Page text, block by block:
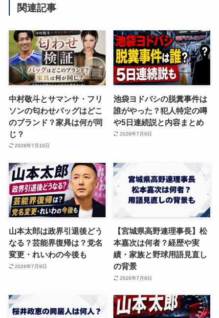
関連記事
中村敬斗とサマンサ・フリ
ソンの匂わせバッグはどこ
のブランド？家具は何が同
じ？
2026年7月10日
池袋ヨドバシの脱糞事件は
誰がやった？犯人特定の噂
や5日連続説と内容まとめ
2026年7月9日
山本太郎は政界引退後どう
なる？芸能界復帰は？党名
変更・れいわの今後も
2026年7月9日
【宮城県高野連理事長】松
本嘉次は何者？経歴や実
績・家族と野球用語見直し
の背景
2026年7月9日